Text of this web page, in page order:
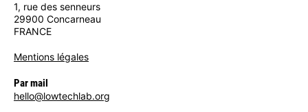
1, rue des senneurs
29900 Concarneau
FRANCE
Mentions légales
Par mail
hello@lowtechlab.org